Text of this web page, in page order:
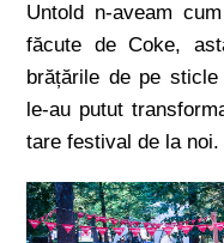
Untold n-aveam
făcute de Coke,
brățările de pe
le-au putut
tare festival de la noi.